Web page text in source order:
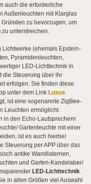
auch die erforderliche
Außenleuchten mit Klarglas
zu bevorzugen, um
zu unterstreichen.
(ehemals Epstein-
Pyramidenleuchten,
LED-Lichttechnik in
die Steuerung über ihr
erfolgen. Sie finden diese
unter dem Link Luxus
ist eine sogenannte ZigBee-
Leuchten ermöglicht.
in den Echo-Lautsprechern
Gartenleuchte mit einer
ist es auch hierbei
Steuerung per APP über das
antike Wandlaternen,
und Garten-Kandelaber/
LED-Lichttechnik.
in allen Größen viel Auswahl